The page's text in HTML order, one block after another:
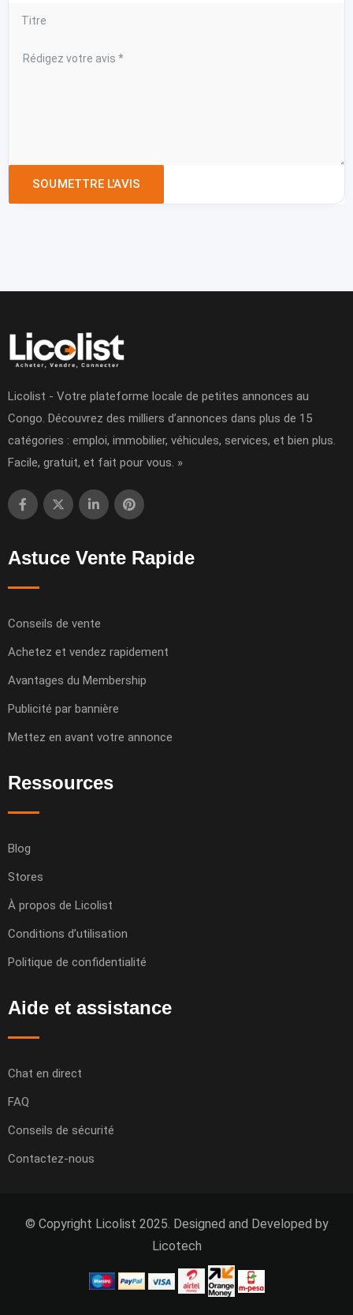
Licolist - Votre plateforme locale de petites annonces au
Congo. Découvrez des milliers d’annonces dans plus de 15
catégories : emploi, immobilier, véhicules, services, et bien plus.
Facile, gratuit, et fait pour vous. »
Astuce Vente Rapide
Conseils de vente
Achetez et vendez rapidement
Avantages du Membership
Publicité par bannière
Mettez en avant votre annonce
Ressources
Blog
Stores
À propos de Licolist
Conditions d’utilisation
Politique de confidentialité
Aide et assistance
Chat en direct
FAQ
Conseils de sécurité
Contactez-nous
© Copyright Licolist 2025. Designed and Developed by
Licotech